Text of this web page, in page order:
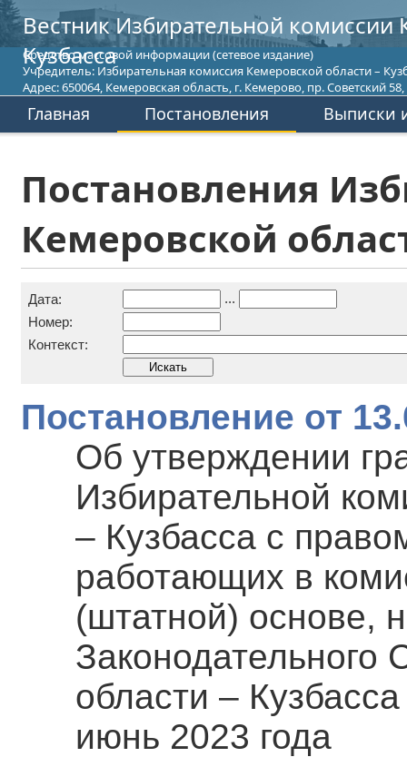
Вестник Избирательной комиссии
Кузбасса
Средство массовой информации (сетевое издание)
Учредитель: Избирательная комиссия Кемеровской области –
Адрес: 650064, Кемеровская область, г. Кемерово, пр. Советский 58,
Главная Постановления Выписки
Постановления
Кемеровской
Дата:
...
Номер:
Контекст:
Постановление от
Об утверждении
Избирательной
– Кузбасса с
работающих в
(штатной) основе,
Законодательного
области –
июнь 2023 года